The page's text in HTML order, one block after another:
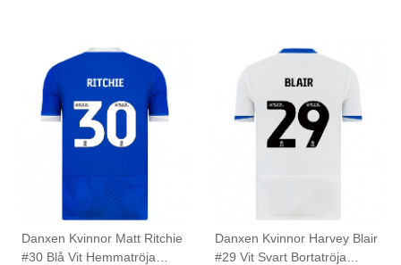
Danxen Kvinnor Matt Ritchie
#30 Blå Vit Hemmatröja
Danxen Kvinnor Harvey Blair
#29 Vit Svart Bortatröja